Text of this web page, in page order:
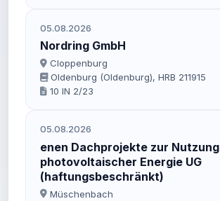
05.08.2026
Nordring GmbH
Cloppenburg
Oldenburg (Oldenburg), HRB 211915
10 IN 2/23
05.08.2026
enen Dachprojekte zur Nutzung
photovoltaischer Energie UG
(haftungsbeschränkt)
Müschenbach